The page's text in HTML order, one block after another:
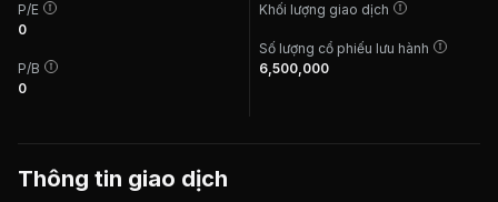
P/E
0
P/B
0
Khối lượng giao dịch
Số lượng cổ phiếu lưu hành
6,500,000
Thông tin giao dịch